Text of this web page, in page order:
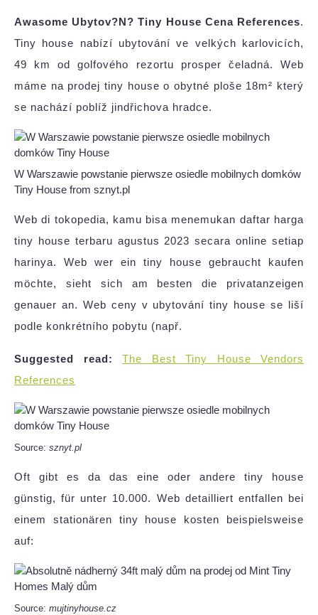
Awasome Ubytov?N? Tiny House Cena References.
Tiny house nabízí ubytování ve velkých karlovicích,
49 km od golfového rezortu prosper čeladná. Web
máme na prodej tiny house o obytné ploše 18m² který
se nachází poblíž jindřichova hradce.
W Warszawie powstanie pierwsze osiedle mobilnych domków
Tiny House from sznyt.pl
Web di tokopedia, kamu bisa menemukan daftar harga
tiny house terbaru agustus 2023 secara online setiap
harinya. Web wer ein tiny house gebraucht kaufen
möchte, sieht sich am besten die privatanzeigen
genauer an. Web ceny v ubytování tiny house se liší
podle konkrétního pobytu (např.
Suggested read:
The Best Tiny House Vendors
References
Source: sznyt.pl
Oft gibt es da das eine oder andere tiny house
günstig, für unter 10.000. Web detailliert entfallen bei
einem stationären tiny house kosten beispielsweise
auf:
Source: mujtinyhouse.cz